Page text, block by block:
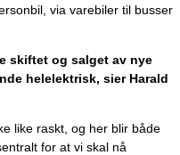
via varebiler til busser
skiftet og salget av nye
helelektrisk, sier Harald
like raskt, og her blir både
for at vi skal nå